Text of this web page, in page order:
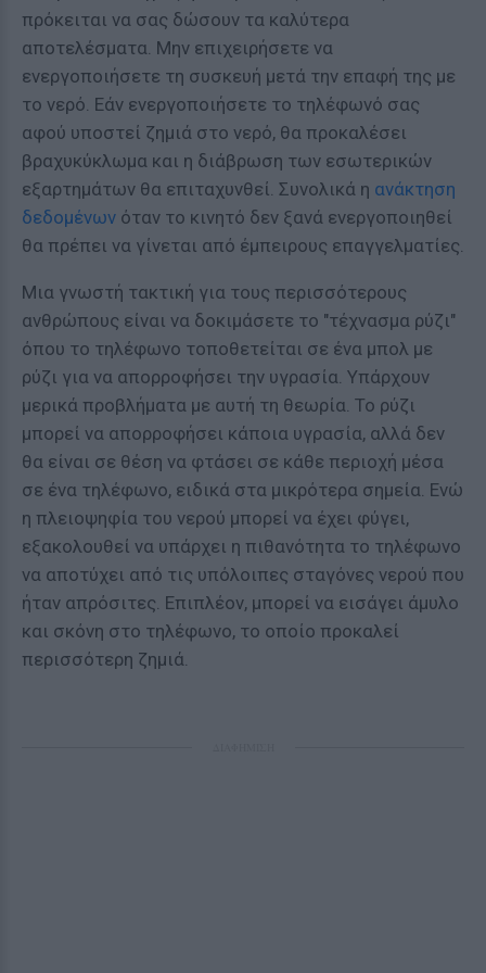
πρόκειται να σας δώσουν τα καλύτερα
αποτελέσματα. Μην επιχειρήσετε να
ενεργοποιήσετε τη συσκευή μετά την επαφή της με
το νερό. Εάν ενεργοποιήσετε το τηλέφωνό σας
αφού υποστεί ζημιά στο νερό, θα προκαλέσει
βραχυκύκλωμα και η διάβρωση των εσωτερικών
εξαρτημάτων θα επιταχυνθεί. Συνολικά η ανάκτηση
δεδομένων όταν το κινητό δεν ξανά ενεργοποιηθεί
θα πρέπει να γίνεται από έμπειρους επαγγελματίες.
Μια γνωστή τακτική για τους περισσότερους
ανθρώπους είναι να δοκιμάσετε το "τέχνασμα ρύζι"
όπου το τηλέφωνο τοποθετείται σε ένα μπολ με
ρύζι για να απορροφήσει την υγρασία. Υπάρχουν
μερικά προβλήματα με αυτή τη θεωρία. Το ρύζι
μπορεί να απορροφήσει κάποια υγρασία, αλλά δεν
θα είναι σε θέση να φτάσει σε κάθε περιοχή μέσα
σε ένα τηλέφωνο, ειδικά στα μικρότερα σημεία. Ενώ
η πλειοψηφία του νερού μπορεί να έχει φύγει,
εξακολουθεί να υπάρχει η πιθανότητα το τηλέφωνο
να αποτύχει από τις υπόλοιπες σταγόνες νερού που
ήταν απρόσιτες. Επιπλέον, μπορεί να εισάγει άμυλο
και σκόνη στο τηλέφωνο, το οποίο προκαλεί
περισσότερη ζημιά.